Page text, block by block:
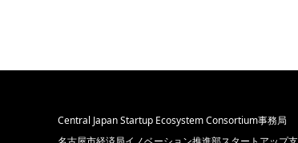
Central Japan Startup Ecosystem Consortium事務局